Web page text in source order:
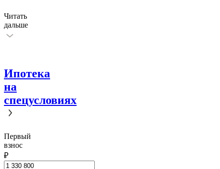
Читать
дальше
Ипотека
на
спецусловиях
Первый
взнос
₽